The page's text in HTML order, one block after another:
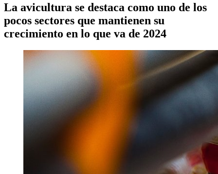
La avicultura se destaca como uno de los
pocos sectores que mantienen su
crecimiento en lo que va de 2024